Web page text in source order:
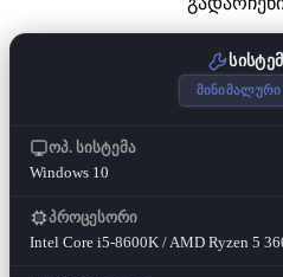
მინიმალური
ოპ. სისტემა
Windows 10
პროცესორი
Intel Core i5-8600K / AMD Ryzen 5